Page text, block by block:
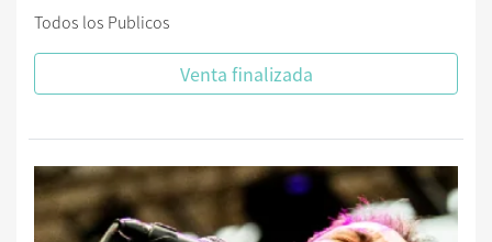
Todos los Publicos
Venta finalizada